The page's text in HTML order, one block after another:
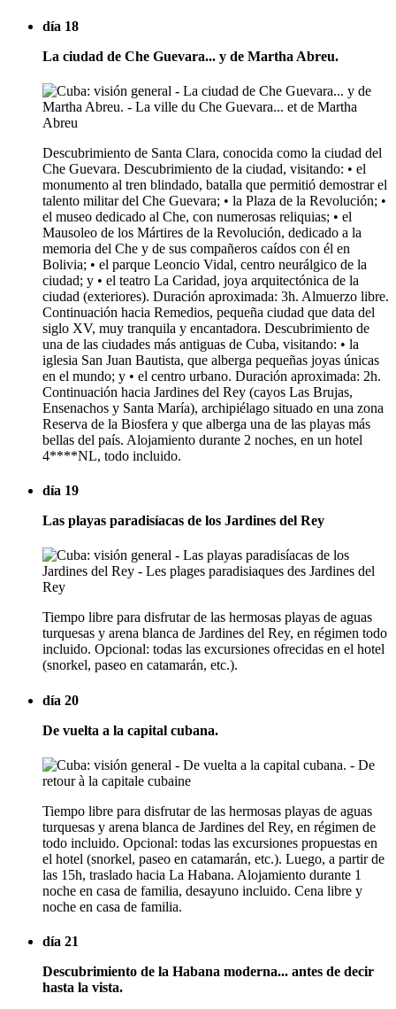
día 18
La ciudad de Che Guevara... y de Martha Abreu.
Descubrimiento de Santa Clara, conocida como la ciudad del
Che Guevara. Descubrimiento de la ciudad, visitando: • el
monumento al tren blindado, batalla que permitió demostrar el
talento militar del Che Guevara; • la Plaza de la Revolución; •
el museo dedicado al Che, con numerosas reliquias; • el
Mausoleo de los Mártires de la Revolución, dedicado a la
memoria del Che y de sus compañeros caídos con él en
Bolivia; • el parque Leoncio Vidal, centro neurálgico de la
ciudad; y • el teatro La Caridad, joya arquitectónica de la
ciudad (exteriores). Duración aproximada: 3h. Almuerzo libre.
Continuación hacia Remedios, pequeña ciudad que data del
siglo XV, muy tranquila y encantadora. Descubrimiento de
una de las ciudades más antiguas de Cuba, visitando: • la
iglesia San Juan Bautista, que alberga pequeñas joyas únicas
en el mundo; y • el centro urbano. Duración aproximada: 2h.
Continuación hacia Jardines del Rey (cayos Las Brujas,
Ensenachos y Santa María), archipiélago situado en una zona
Reserva de la Biosfera y que alberga una de las playas más
bellas del país. Alojamiento durante 2 noches, en un hotel
4****NL, todo incluido.
día 19
Las playas paradisíacas de los Jardines del Rey
Tiempo libre para disfrutar de las hermosas playas de aguas
turquesas y arena blanca de Jardines del Rey, en régimen todo
incluido. Opcional: todas las excursiones ofrecidas en el hotel
(snorkel, paseo en catamarán, etc.).
día 20
De vuelta a la capital cubana.
Tiempo libre para disfrutar de las hermosas playas de aguas
turquesas y arena blanca de Jardines del Rey, en régimen de
todo incluido. Opcional: todas las excursiones propuestas en
el hotel (snorkel, paseo en catamarán, etc.). Luego, a partir de
las 15h, traslado hacia La Habana. Alojamiento durante 1
noche en casa de familia, desayuno incluido. Cena libre y
noche en casa de familia.
día 21
Descubrimiento de la Habana moderna... antes de decir
hasta la vista.